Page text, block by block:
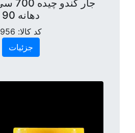
دهانه 90
کد کالا: 956
جزئیات